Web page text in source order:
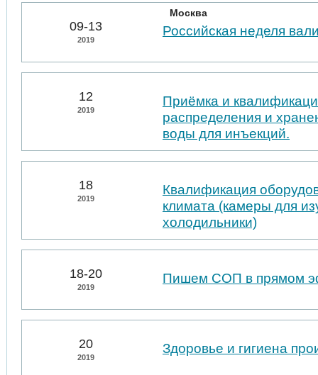
09-13
2019
Москва
Российская неделя
12
2019
Приёмка и
распределения и
воды для инъекций.
18
2019
Квалификация
климата (камеры для
холодильники)
18-20
2019
Пишем СОП в прямом
20
2019
Здоровье и гигиена